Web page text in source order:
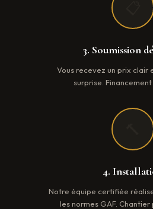
3. Soumission
Vous recevez un prix clair
surprise. Financement
4.
Notre équipe certifiée
les normes GAF.